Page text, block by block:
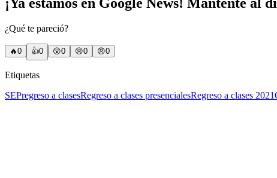
¿Qué te pareció?
🔥0 👍0 😲0 😢0 😠0
Etiquetas
SEPregreso a clasesRegreso a clases presencialesRegreso a clases 2021